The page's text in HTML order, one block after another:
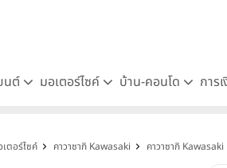
นต์ มอเตอร์ไซค์ บ้าน-คอนโด การ
ตอร์ไซค์ คาวาซากิ Kawasaki คาวาซากิ Kawasaki